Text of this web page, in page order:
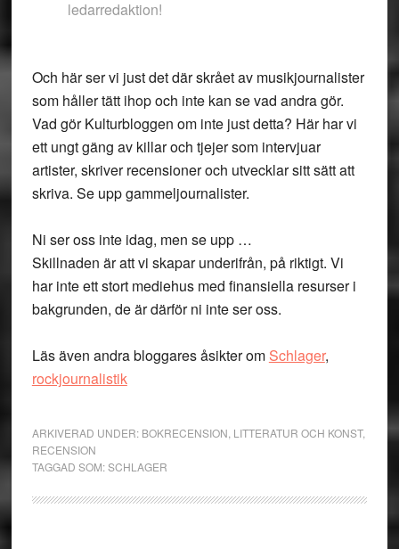
ledarredaktion!
Och här ser vi just det där skrået av musikjournalister
som håller tätt ihop och inte kan se vad andra gör.
Vad gör Kulturbloggen om inte just detta? Här har vi
ett ungt gäng av killar och tjejer som intervjuar
artister, skriver recensioner och utvecklar sitt sätt att
skriva. Se upp gammeljournalister.
Ni ser oss inte idag, men se upp …
Skillnaden är att vi skapar underifrån, på riktigt. Vi
har inte ett stort mediehus med finansiella resurser i
bakgrunden, de är därför ni inte ser oss.
Läs även andra bloggares åsikter om Schlager,
rockjournalistik
ARKIVERAD UNDER: BOKRECENSION LITTERATUR OCH KONST,
RECENSION
TAGGAD SOM:SCHLAGER